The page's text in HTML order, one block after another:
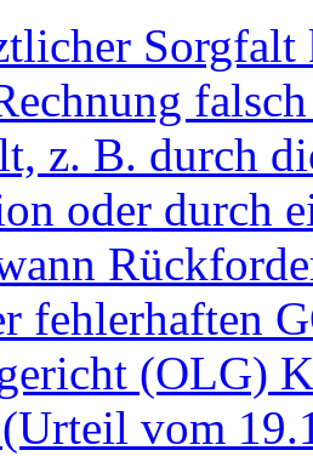
Sorgfalt
z. B. durch
oder durch
fehlerhaften
(OLG)
vom